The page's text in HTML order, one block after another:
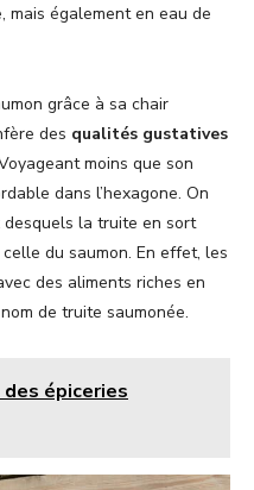
mais également en eau de
grâce à sa chair
des qualités gustatives
moins que son
dans l’hexagone. On
la truite en sort
du saumon. En effet, les
des aliments riches en
de truite saumonée.
épiceries